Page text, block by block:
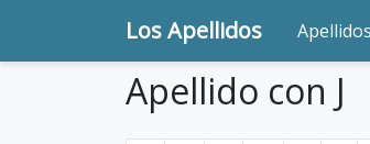
Los Apellidos
Apellido con J